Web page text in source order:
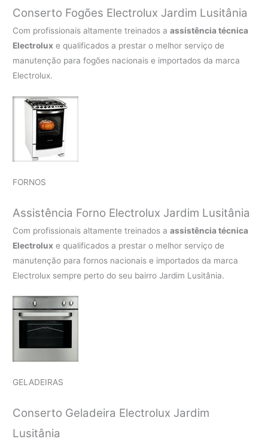
Conserto Fogões Electrolux Jardim Lusitânia
Com profissionais altamente treinados aassistência técnica
Electrolux e qualificados a prestar o melhor serviço de
manutenção para fogões nacionais e importados da marca
Electrolux.
FORNOS
Assistência Forno Electrolux Jardim Lusitânia
Com profissionais altamente treinados aassistência técnica
Electrolux e qualificados a prestar o melhor serviço de
manutenção para fornos nacionais e importados da marca
Electrolux sempre perto do seu bairro Jardim Lusitânia.
GELADEIRAS
Conserto Geladeira Electrolux Jardim
Lusitânia